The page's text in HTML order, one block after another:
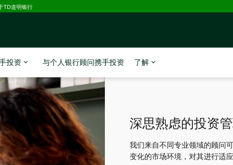
TD道明银行
投资 与个人银行顾问携手投资 了解
深思熟虑的投资
我们来自不同专业领域的顾问
变化的市场环境，对其进行适应